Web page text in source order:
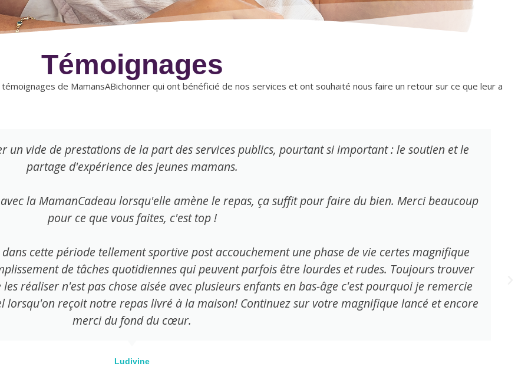
Témoignages
de MamansABichonner qui ont bénéficié de nos services et ont souhaité nous faire un retour sur ce que leur a
un vide de prestations de la part des services publics, pourtant si important : le soutien et le
partage d'expérience des jeunes mamans.
la MamanCadeau lorsqu'elle amène le repas, ça suffit pour faire du bien. Merci beaucoup
pour ce que vous faites, c'est top !
cette période tellement sportive post accouchement une phase de vie certes magnifique
de tâches quotidiennes qui peuvent parfois être lourdes et rudes. Toujours trouver
réaliser n'est pas chose aisée avec plusieurs enfants en bas-âge c'est pourquoi je remercie
lorsqu'on reçoit notre repas livré à la maison! Continuez sur votre magnifique lancé et encore
merci du fond du cœur.
Ludivine